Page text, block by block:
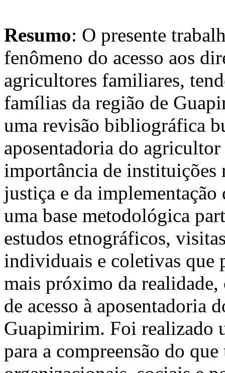
Resumo: O presente
fenômeno do acesso aos
agricultores familiares,
famílias da região de
uma revisão bibliográfica
aposentadoria do
importância de instituições
justiça e da
uma base metodológica
estudos etnográficos,
individuais e coletivas que
mais próximo da
de acesso à aposentadoria
Guapimirim. Foi realizado
para a compreensão do